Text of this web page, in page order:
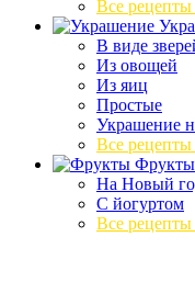
Все рецепты
В виде
Из овощей
Из яиц
Простые
Украшение
Все
Фрукты
На Новый
С йогуртом
Все